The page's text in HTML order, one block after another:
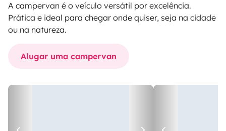
A campervan é o veículo versátil por excelência.
Prática e ideal para chegar onde quiser, seja na cidade
ou na natureza.
Alugar uma campervan